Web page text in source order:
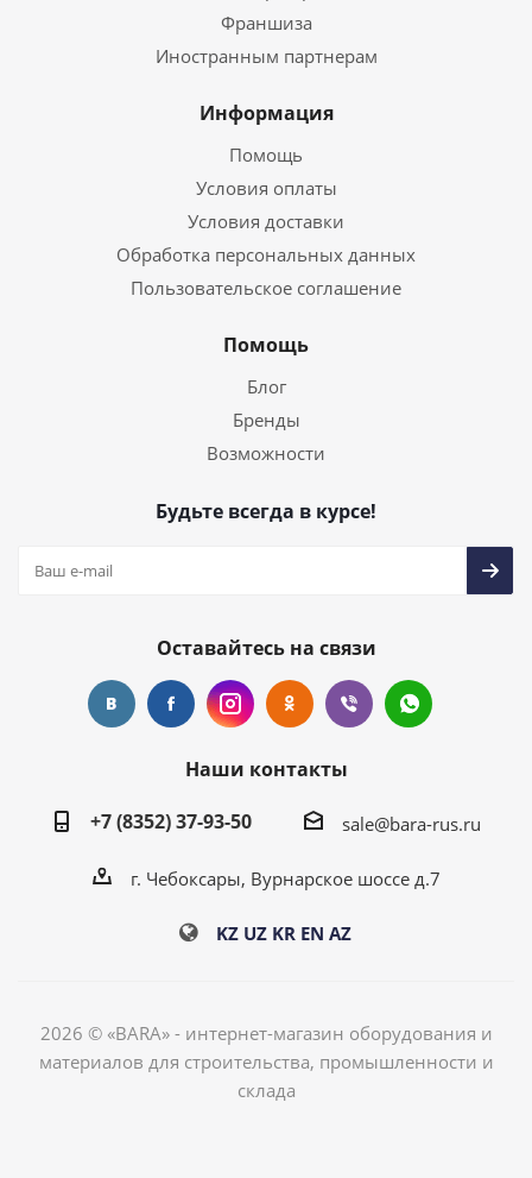
Франшиза
Иностранным партнерам
Информация
Помощь
Условия оплаты
Условия доставки
Обработка персональных данных
Пользовательское соглашение
Помощь
Блог
Бренды
Возможности
Будьте всегда в курсе!
Оставайтесь на связи
Наши контакты
+7 (8352) 37-93-50
sale@bara-rus.ru
г. Чебоксары, Вурнарское шоссе д.7
KZ UZ KR EN AZ
2026 © «BARA» - интернет-магазин оборудования и
материалов для строительства, промышленности и
склада